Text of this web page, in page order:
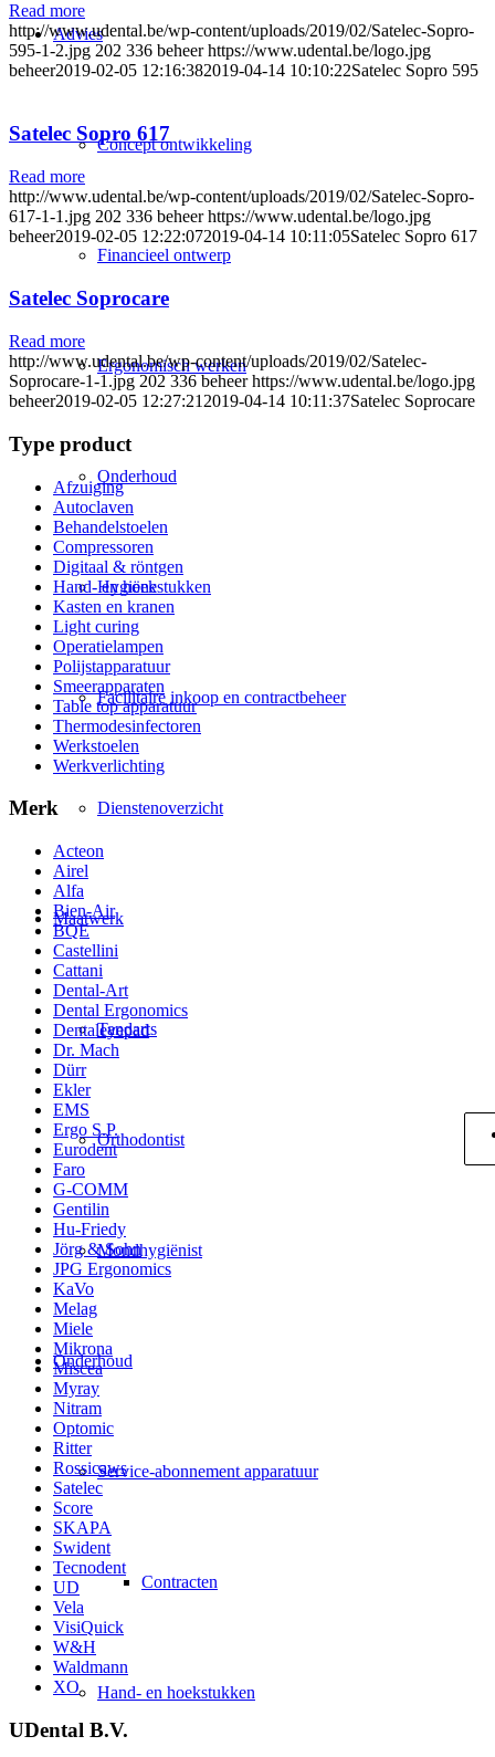
Advies
Concept ontwikkeling
Financieel ontwerp
Ergonomisch werken
Onderhoud
Hygiëne
Facilitaire inkoop en contractbeheer
Dienstenoverzicht
Maatwerk
Tandarts
Orthodontist
Mondhygiënist
Onderhoud
Service-abonnement apparatuur
Contracten
Hand- en hoekstukken
Read more
http://www.udental.be/wp-content/uploads/2019/02/Satelec-Sopro-
595-1-2.jpg 202 336 beheer https://www.udental.be/logo.jpg
beheer2019-02-05 12:16:382019-04-14 10:10:22Satelec Sopro 595
Satelec Sopro 617
Read more
http://www.udental.be/wp-content/uploads/2019/02/Satelec-Sopro-
617-1-1.jpg 202 336 beheer https://www.udental.be/logo.jpg
beheer2019-02-05 12:22:072019-04-14 10:11:05Satelec Sopro 617
Satelec Soprocare
Read more
http://www.udental.be/wp-content/uploads/2019/02/Satelec-
Soprocare-1-1.jpg 202 336 beheer https://www.udental.be/logo.jpg
beheer2019-02-05 12:27:21 2019-04-14 10:11:37Satelec Soprocare
Type product
Afzuiging
Autoclaven
Behandelstoelen
Compressoren
Digitaal & röntgen
Hand- en hoekstukken
Kasten en kranen
Light curing
Operatielampen
Polijstapparatuur
Smeerapparaten
Table top apparatuur
Thermodesinfectoren
Werkstoelen
Werkverlichting
Merk
Acteon
Airel
Alfa
Bien-Air
BQE
Castellini
Cattani
Dental-Art
Dental Ergonomics
Dentaleyepad
Dr. Mach
Dürr
Ekler
EMS
Ergo S.P.
Eurodent
Faro
G-COMM
Gentilin
Hu-Friedy
Jörg & Sohn
JPG Ergonomics
KaVo
Melag
Miele
Mikrona
Miscea
Myray
Nitram
Optomic
Ritter
Rossicaws
Satelec
Score
SKAPA
Swident
Tecnodent
UD
Vela
VisiQuick
W&H
Waldmann
XO
UDental B.V.